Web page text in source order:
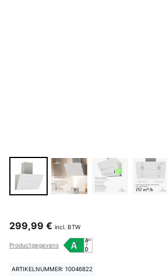
299,99 € incl. BTW
Productgegevens
ARTIKELNUMMER: 10046822